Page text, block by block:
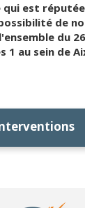
qui est
de
du
au sein de